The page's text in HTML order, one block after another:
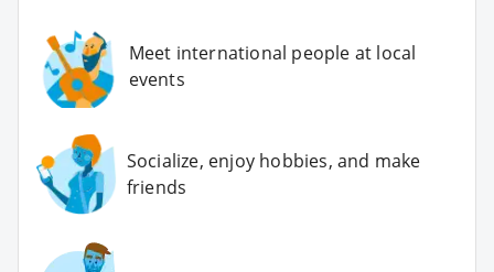
Meet international people at local
events
Socialize, enjoy hobbies, and make
friends